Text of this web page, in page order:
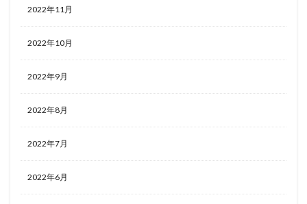
2022年11月
2022年10月
2022年9月
2022年8月
2022年7月
2022年6月